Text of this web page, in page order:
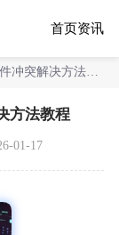
首页资讯
冲突解决方法教
方法教程
01-17